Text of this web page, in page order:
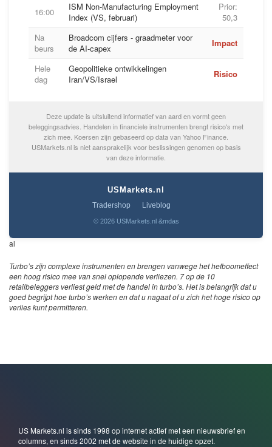
16:00
ISM Non-Manufacturing Employment
Index (VS, februari)
Prior:
50,3
Na
beurs
Broadcom cijfers - graadmeter voor
de AI-capex
Impact
Hele
dag
Geopolitieke ontwikkelingen
Iran/VS/Israel
Risico
Deze update is uitsluitend informatief van aard en vormt geen
beleggingsadvies. Handelen in financiele instrumenten brengt risico's met
zich mee. Koersen zijn gebaseerd op data van Yahoo Finance.
USMarkets.nl is niet aansprakelijk voor beslissingen genomen op basis
van deze informatie.
USMarkets.nl
Tradershop Liveblog
© 2026 USMarkets.nl &mdas
al
Turbo’s zijn complexe instrumenten en brengen vanwege het hefboomeffect
een hoog risico mee van snel oplopende verliezen. 7 op de 10
retailbeleggers verliest geld met de handel in turbo’s. Het is belangrijk dat u
goed begrijpt hoe turbo’s werken en dat u nagaat of u zich het hoge risico op
verlies kunt permitteren.
US Markets.nl is sinds 1998 op internet actief met een nieuwsbrief en
columns, en sinds 2002 met de website in de huidige opzet.